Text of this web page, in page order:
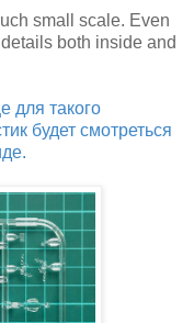
small scale. Even
both inside and
для такого
будет смотреться